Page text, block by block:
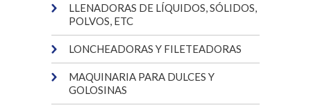
LLENADORAS DE LÍQUIDOS, SÓLIDOS,
POLVOS, ETC
LONCHEADORAS Y FILETEADORAS
MAQUINARIA PARA DULCES Y
GOLOSINAS